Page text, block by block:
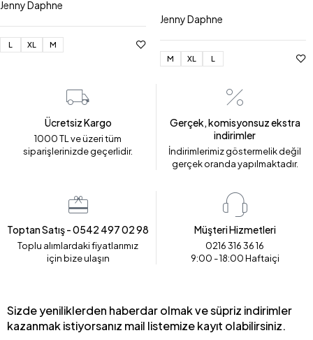
Jenny Daphne
L XL M
Jenny Daphne
M XL L
Ücretsiz Kargo
1000 TL ve üzeri tüm
siparişlerinizde geçerlidir.
Gerçek, komisyonsuz ekstra
indirimler
İndirimlerimiz göstermelik değil
gerçek oranda yapılmaktadır.
Toptan Satış - 0542 497 02 98
Toplu alımlardaki fiyatlarımız
için bize ulaşın
Müşteri Hizmetleri
0216 316 36 16
9:00 - 18:00 Haftaiçi
Sizde yeniliklerden haberdar olmak ve süpriz indirimler
kazanmak istiyorsanız mail listemize kayıt olabilirsiniz.